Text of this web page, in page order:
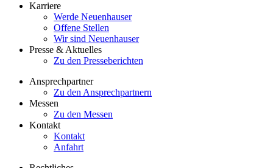
Karriere
Werde Neuenhauser
Offene Stellen
Wir sind Neuenhauser
Presse & Aktuelles
Zu den Presseberichten
Ansprechpartner
Zu den Ansprechpartnern
Messen
Zu den Messen
Kontakt
Kontakt
Anfahrt